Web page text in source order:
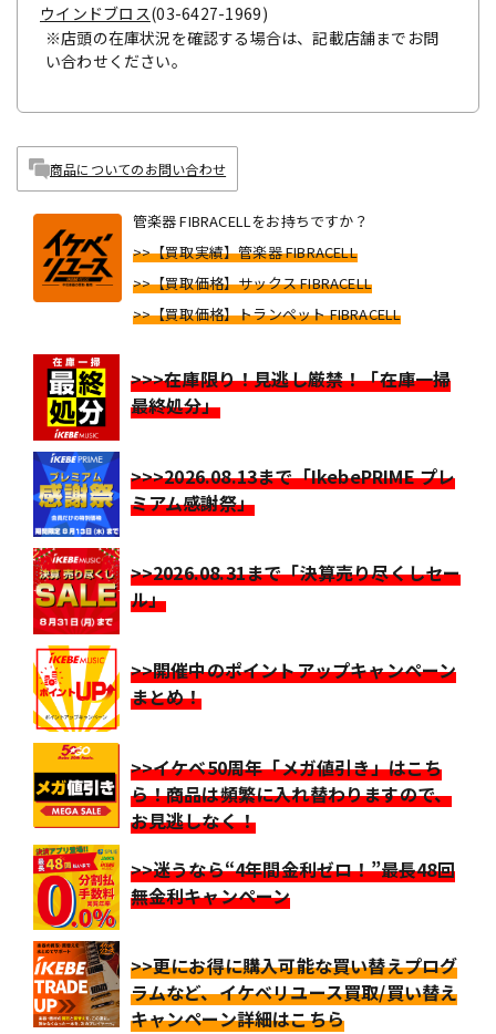
ウインドブロス(03-6427-1969)
※店頭の在庫状況を確認する場合は、記載店舗までお問
い合わせください。
商品についてのお問い合わせ
管楽器 FIBRACELLをお持ちですか？
>>【買取実績】管楽器 FIBRACELL
>>【買取価格】サックス FIBRACELL
>>【買取価格】トランペット FIBRACELL
>>>在庫限り！見逃し厳禁！「在庫一掃
最終処分」
>>>2026.08.13まで「IkebePRIME プレ
ミアム感謝祭」
>>2026.08.31まで「決算売り尽くしセー
ル」
>>開催中のポイントアップキャンペーン
まとめ！
>>イケベ50周年「メガ値引き」はこち
ら！商品は頻繁に入れ替わりますので、
お見逃しなく！
>>迷うなら“4年間金利ゼロ！”最長48回
無金利キャンペーン
>>更にお得に購入可能な買い替えプログ
ラムなど、イケベリユース買取/買い替え
キャンペーン詳細はこちら